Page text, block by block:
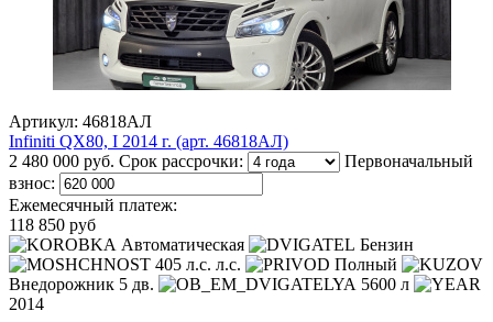
Артикул: 46818АЛ
Infiniti QX80, I 2014 г. (арт. 46818АЛ)
2 480 000 руб. Срок рассрочки:
Первоначальный
взнос:
Ежемесячный платеж:
118 850 руб
Автоматическая
Бензин
405 л.с. л.с.
Полный
Внедорожник 5 дв.
5600 л
2014